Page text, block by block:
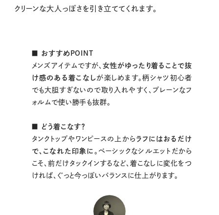
クリーンな大人っぽさを引き立ててくれます。
■ おすすめPOINT
メンズアイテムですが、 女性がゆったり着ることで抜
け感のある着こなしが楽しめます。柄シャツ初心者
でも大胆すぎないので取り入れやすく、プレーンなフ
ォルムで使い勝手も抜群。
■ どう着こなす？
タンクトップやワンピースの上から ラフにはおるだけ
で、こなれた印象に 。ベーシックなシルエットだから
こそ、前だけタックインするなど、着こなしに変化をつ
ければ、ぐっと今っぽいバランスに仕上がります。